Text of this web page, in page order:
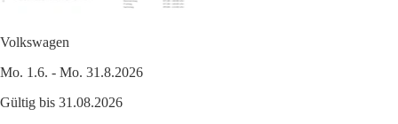
Volkswagen
Mo. 1.6. - Mo. 31.8.2026
Gültig bis 31.08.2026